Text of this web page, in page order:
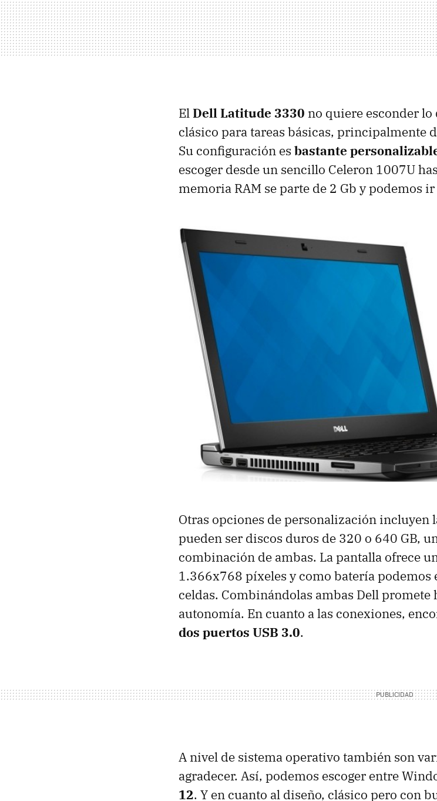
ElDell Latitude 3330 no quiere esconder
clásico para tareas básicas, principalmente
Su configuración es bastante
escoger desde un sencillo Celeron 1007U
memoria RAM se parte de 2 Gb y podemos
Otras opciones de personalización incluyen
pueden ser discos duros de 320 o 640 GB,
combinación de ambas. La pantalla ofrece
1.366x768 píxeles y como batería podemos
celdas. Combinándolas ambas Dell promete
autonomía. En cuanto a las conexiones,
dos puertos USB 3.0.
A nivel de sistema operativo también son
agradecer. Así, podemos escoger entre
12. Y en cuanto al diseño, clásico pero con